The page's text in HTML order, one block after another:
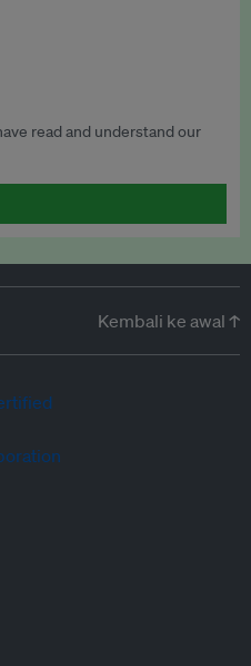
read and understand our
Kembali ke awal ↑